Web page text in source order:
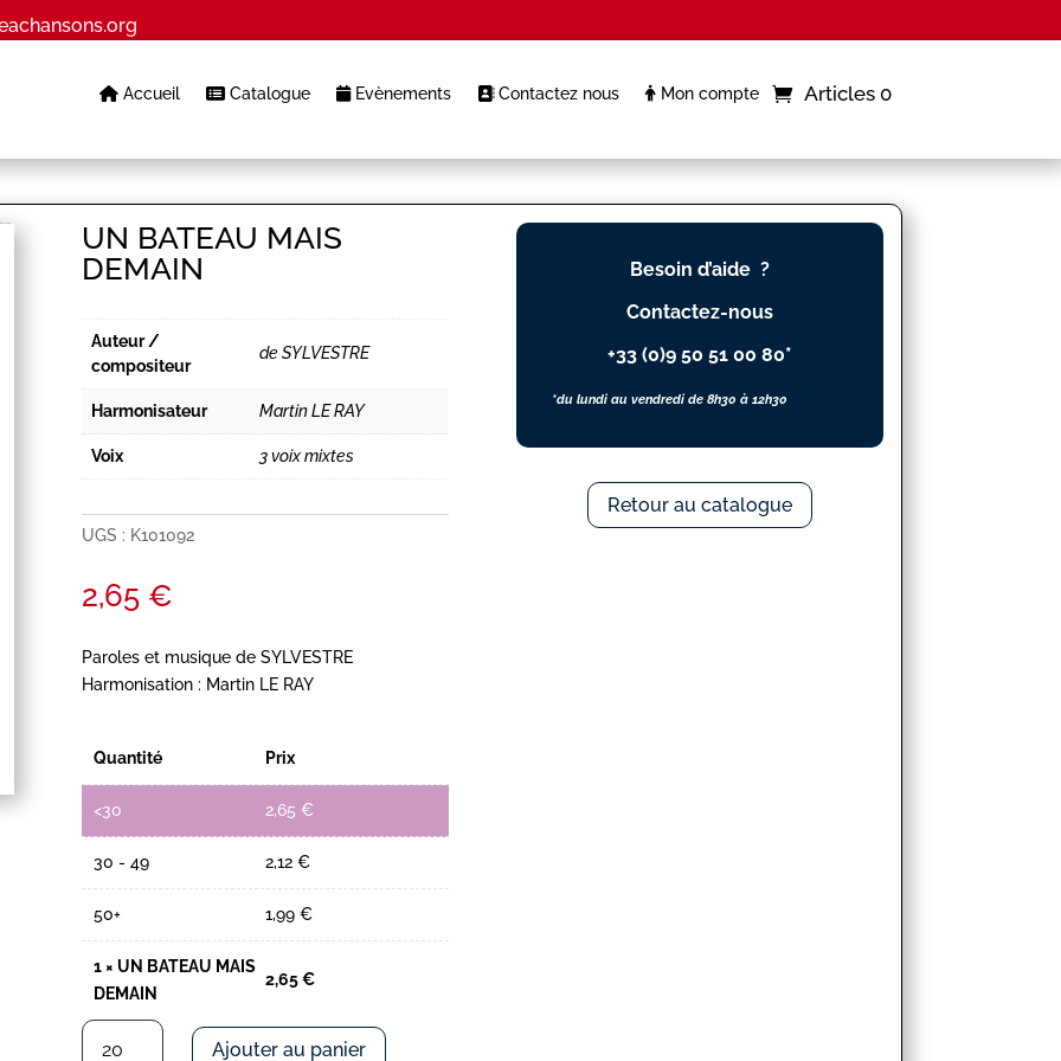
Accueil Catalogue Evènements Contactez nous Mon compte Articles 0
UN BATEAU MAIS
DEMAIN
Auteur /
compositeur
de SYLVESTRE
Harmonisateur Martin LE RAY
Voix 3 voix mixtes
UGS : K101092
2,65 €
Paroles et musique de SYLVESTRE
Harmonisation : Martin LE RAY
Quantité Prix
<30 2,65 €
30 - 49 2,12 €
50+ 1,99 €
1 ×UN BATEAU MAIS
DEMAIN
2,65€
quantité
Ajouter au panier
Besoin d’aide ?
Contactez-nous
+33 (0)9 50 51 00 80*
*du lundi au vendredi de 8h30 à 12h30
Retour au catalogue